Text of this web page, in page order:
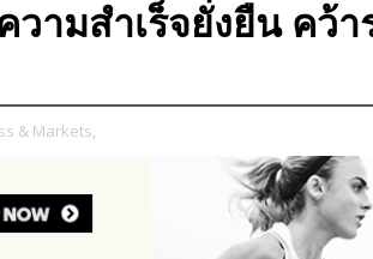
วามสำเร็จยั่งยืน คว้า
& Markets,